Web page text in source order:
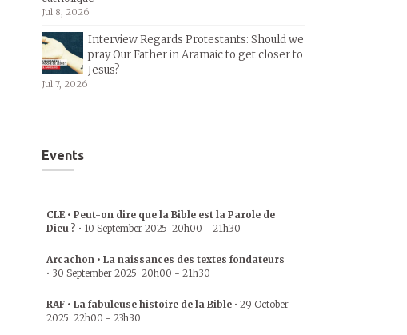
Jul 8, 2026
Interview Regards Protestants: Should we
pray Our Father in Aramaic to get closer to
Jesus?
Jul 7, 2026
Events
CLE • Peut-on dire que la Bible est la Parole de
Dieu ? • 10 September 2025 20h00 - 21h30
Arcachon • La naissances des textes fondateurs
• 30 September 2025 20h00 - 21h30
RAF • La fabuleuse histoire de la Bible • 29 October
2025 22h00 - 23h30